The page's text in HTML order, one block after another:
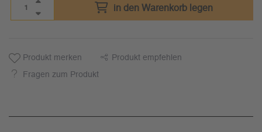
in den Warenkorb legen
Produkt merken Produkt empfehlen
Fragen zum Produkt